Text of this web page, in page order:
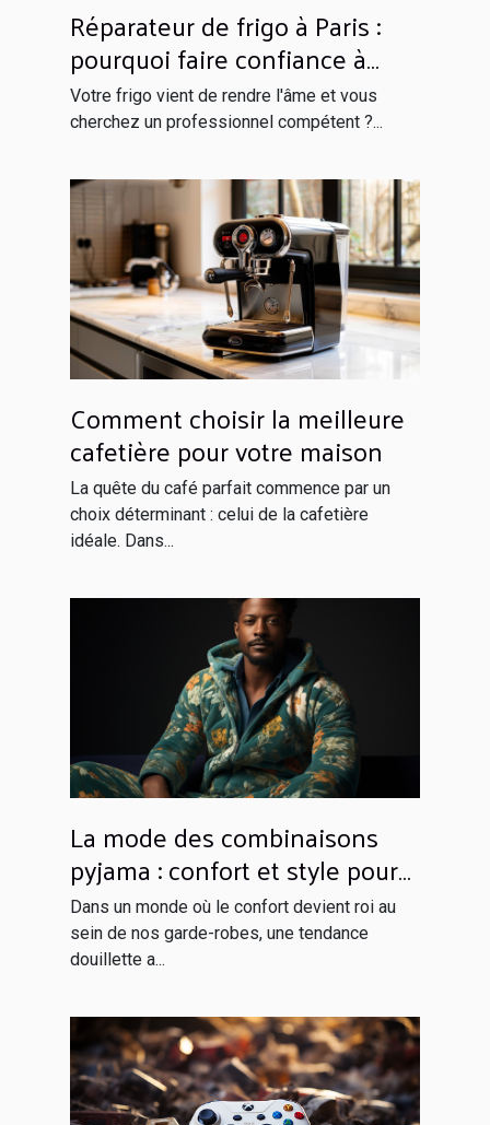
Réparateur de frigo à Paris :
pourquoi faire confiance à
Globals Services ?
Votre frigo vient de rendre l'âme et vous
cherchez un professionnel compétent ?...
Comment choisir la meilleure
cafetière pour votre maison
La quête du café parfait commence par un
choix déterminant : celui de la cafetière
idéale. Dans...
La mode des combinaisons
pyjama : confort et style pour
rester à la maison
Dans un monde où le confort devient roi au
sein de nos garde-robes, une tendance
douillette a...